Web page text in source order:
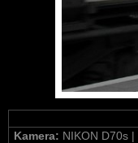
Kamera: NIKON D70s |